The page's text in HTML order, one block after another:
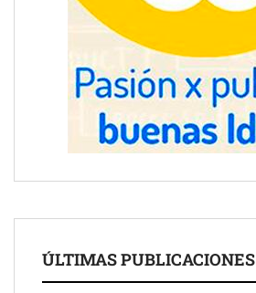
ÚLTIMAS PUBLICACIONES